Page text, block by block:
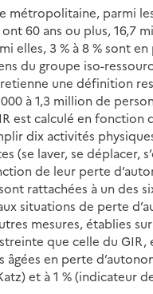
métropolitaine, parmi
60 ans ou plus, 16,7
elles, 3 % à 8 % sont
du groupe iso-
retienne une définition
à 1,3 million de
est calculé en fonction
dix activités
(se laver, se déplacer,
de leur perte
rattachées à un des
situations de perte
mesures, établies
que celle du GIR,
âgées en perte
et à 1 % (indicateur